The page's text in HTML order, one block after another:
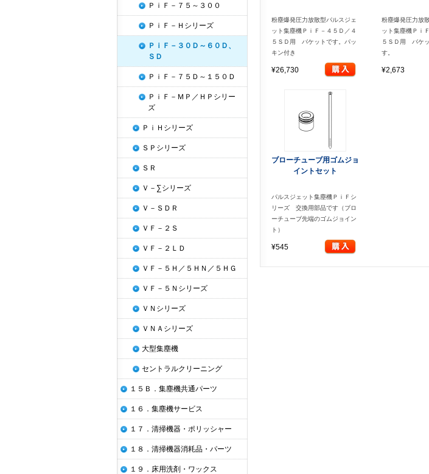
粉塵爆発圧力放散型パルスジェ
ット集塵機ＰｉＦ－４５Ｄ／４
５ＳＤ用 バケットです。パッ
キン付き
¥26,730
粉塵爆発圧力放
ット集塵機Ｐｉ
５ＳＤ用 バケ
す。
¥2,673
ブローチューブ用ゴムジョ
イントセット
パルスジェット集塵機ＰｉＦシ
リーズ 交換用部品です（ブロ
ーチューブ先端のゴムジョイン
ト）
¥545
ＰｉＦ－７５～３００
ＰｉＦ－Ｈシリーズ
ＰｉＦ－３０Ｄ～６０Ｄ、
ＳＤ
ＰｉＦ－７５Ｄ～１５０Ｄ
ＰｉＦ－ＭＰ／ＨＰシリー
ズ
ＰｉＨシリーズ
ＳＰシリーズ
ＳＲ
Ｖ－∑シリーズ
Ｖ－ＳＤＲ
ＶＦ－２Ｓ
ＶＦ－２ＬＤ
ＶＦ－５Ｈ／５ＨＮ／５ＨＧ
ＶＦ－５Ｎシリーズ
ＶＮシリーズ
ＶＮＡシリーズ
大型集塵機
セントラルクリーニング
１５Ｂ．集塵機共通パーツ
１６．集塵機サービス
１７．清掃機器・ポリッシャー
１８．清掃機器消耗品・パーツ
１９．床用洗剤・ワックス